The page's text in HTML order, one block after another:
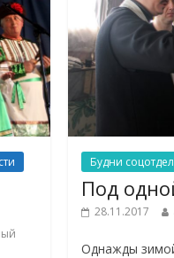
Будни
Под
28.11.2017
Однажды